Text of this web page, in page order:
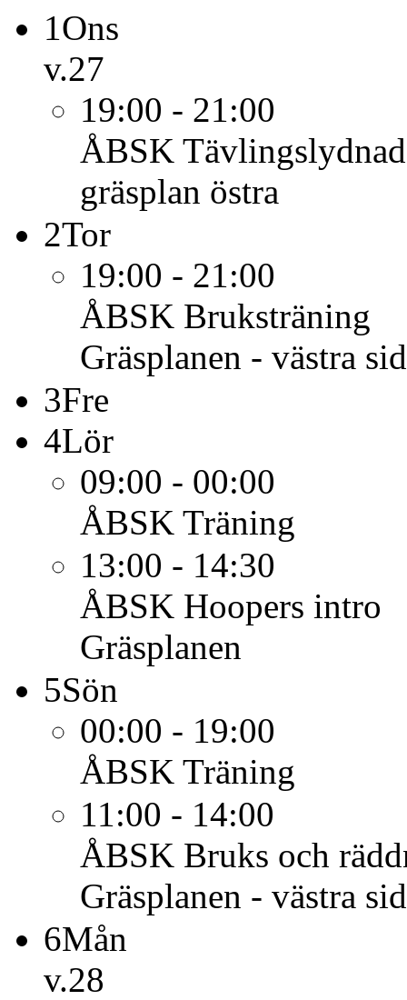
1Ons
v.27
19:00 - 21:00
ÅBSK Tävlingslydnad
gräsplan östra
2Tor
19:00 - 21:00
ÅBSK Bruksträning
Gräsplanen - västra
3Fre
4Lör
09:00 - 00:00
ÅBSK Träning
13:00 - 14:30
ÅBSK Hoopers intro
Gräsplanen
5Sön
00:00 - 19:00
ÅBSK Träning
11:00 - 14:00
ÅBSK Bruks och
Gräsplanen - västra
6Mån
v.28